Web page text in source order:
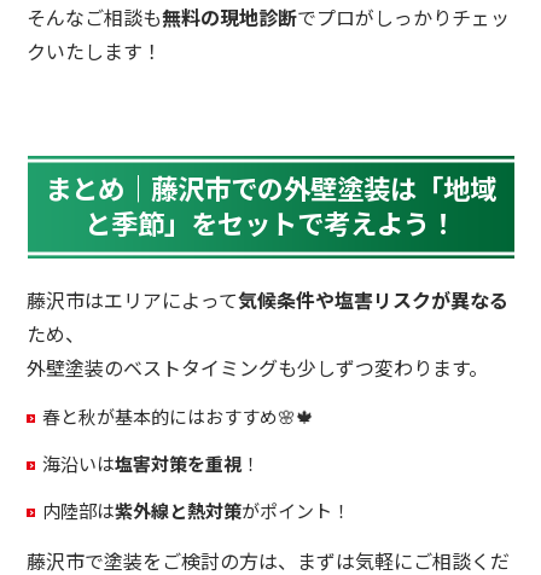
そんなご相談も無料の現地診断でプロがしっかりチェッ
クいたします！
まとめ｜藤沢市での外壁塗装は「地域
と季節」をセットで考えよう！
藤沢市はエリアによって気候条件や塩害リスクが異なる
ため、
外壁塗装のベストタイミングも少しずつ変わります。
春と秋が基本的にはおすすめ🌸🍁
海沿いは塩害対策を重視 ！
内陸部は紫外線と熱対策がポイント！
藤沢市で塗装をご検討の方は、まずは気軽にご相談くだ